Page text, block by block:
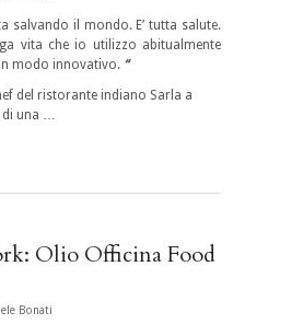
salvando il mondo. E’ tutta salute.
vita che io utilizzo abitualmente
modo innovativo. “
del ristorante indiano Sarla a
una …
Olio Officina Food
Bonati